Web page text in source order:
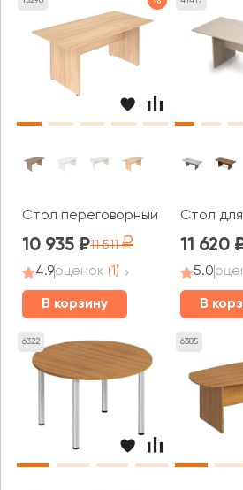
Стол переговорный Стайл
10 935 11 511
4.9оценок (1)
В корзину
Стол
11 620
5.0
В
6322 6385